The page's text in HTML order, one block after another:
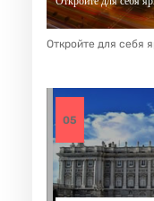
Откройте для себя
05